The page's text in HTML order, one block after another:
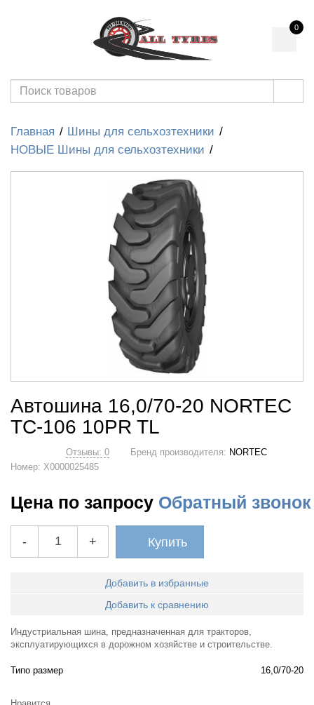
0
Главная
Шины для сельхозтехники
НОВЫЕ Шины для сельхозтехники
Автошина 16,0/70-20 NORTEC
TC-106 10PR TL
Отзывы: 0 Бренд производителя: NORTEC
Номер: Х0000025485
Цена по запросу Обратный звонок
- + Купить
Добавить в избранные
Добавить к сравнению
Индустриальная шина, предназначенная для тракторов,
эксплуатирующихся в дорожном хозяйстве и строительстве.
Типо размер 16,0/70-20